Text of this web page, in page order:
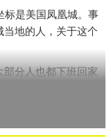
标是美国凤凰城。事
地的人，关于这个
部分人也都下班回家
这些亮光明显就不